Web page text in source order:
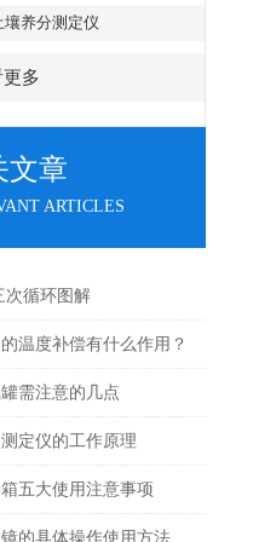
壤养分测定仪
多
文章
ARTICLES
次循环图解
温度补偿有什么作用？
需注意的几点
定仪的工作原理
五大使用注意事项
的具体操作使用方法